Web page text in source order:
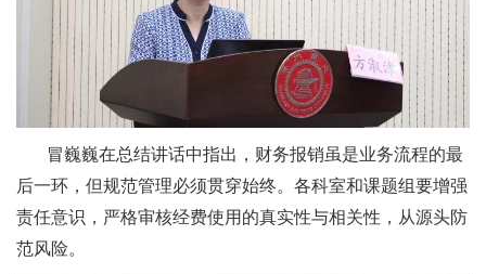
冒巍巍在总结讲话中指出，财务报销虽是业务流程的最
后一环，但规范管理必须贯穿始终。各科室和课题组要增强
责任意识，严格审核经费使用的真实性与相关性，从源头防
范风险。